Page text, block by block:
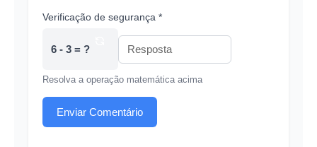
Verificação de segurança *
6 - 3 = ?
Resolva a operação matemática acima
Enviar Comentário